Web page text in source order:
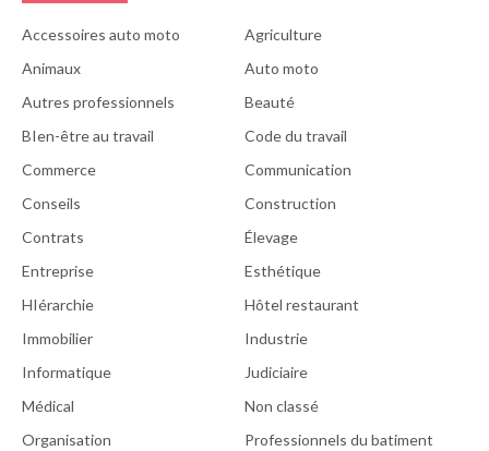
Accessoires auto moto
Agriculture
Animaux
Auto moto
Autres professionnels
Beauté
BIen-être au travail
Code du travail
Commerce
Communication
Conseils
Construction
Contrats
Élevage
Entreprise
Esthétique
HIérarchie
Hôtel restaurant
Immobilier
Industrie
Informatique
Judiciaire
Médical
Non classé
Organisation
Professionnels du batiment